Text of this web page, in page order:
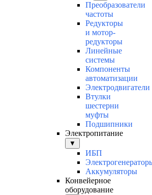
Преобразователи
частоты
Редукторы
и мотор-
редукторы
Линейные
системы
Компоненты
автоматизации
Электродвигатели
Втулки
шестерни
муфты
Подшипники
Электропитание
▼
ИБП
Аккумуляторы
Конвейерное
оборудование